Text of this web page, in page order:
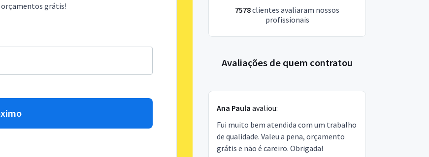
orçamentos grátis! 7578clientes avaliaram nossos
profissionais
Avaliações de quem contratou
Ana Paula avaliou:
Fui muito bem atendida com um trabalho
de qualidade. Valeu a pena, orçamento
grátis e não é careiro. Obrigada!